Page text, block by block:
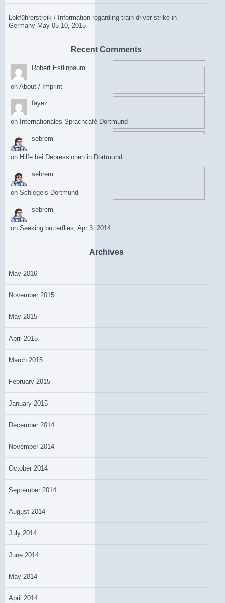
Lokführerstreik / Information regarding train driver strike in
Germany May 05-10, 2015
Recent Comments
Robert Estlinbaum
on About / Imprint
fayez
on Internationales Sprachcafé Dortmund
sebrem
on Hilfe bei Depressionen in Dortmund
sebrem
on Schlegels Dortmund
sebrem
on Seeking butterflies, Apr 3, 2014
Archives
May 2016
November 2015
May 2015
April 2015
March 2015
February 2015
January 2015
December 2014
November 2014
October 2014
September 2014
August 2014
July 2014
June 2014
May 2014
April 2014